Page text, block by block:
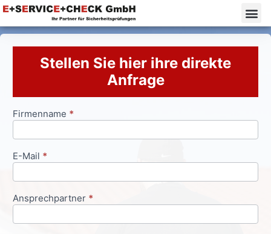
Stellen Sie hier ihre direkte
Anfrage
Anfrageformular
Firmenname *
E-Mail *
Ansprechpartner *